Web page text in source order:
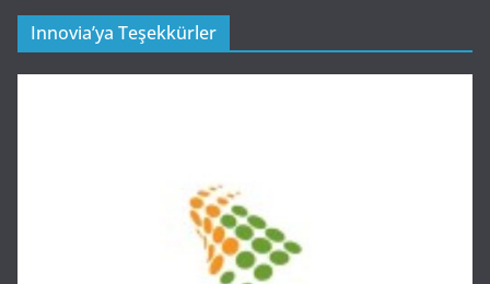
Innovia’ya Teşekkürler